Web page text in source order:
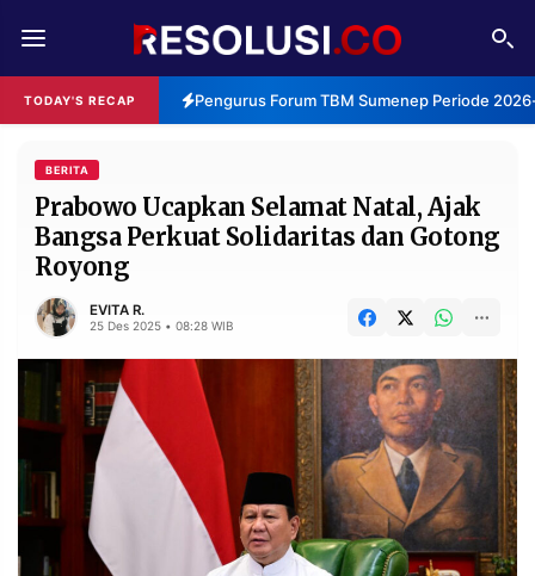
TODAY'S RECAP Pengurus Forum TBM Sumenep Periode
REDAKSI TENTANG
RESOLUSI IKLAN
RUBRIKASI
EDITORIAL
FINANSIA PERSONA
DAERAH NASIONAL
MANCA SPORT
INFORMASI
PRIVACY
POLICY
BERITA
WARGA
BERITA
Prabowo Ucapkan Selamat Natal, Ajak
Bangsa Perkuat Solidaritas dan Gotong
Royong
EVITA R.
25 Des 2025 • 08:28 WIB